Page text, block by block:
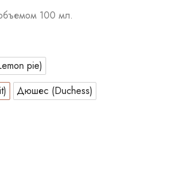
100 мл.
pie)
Дюшес (Duchess)